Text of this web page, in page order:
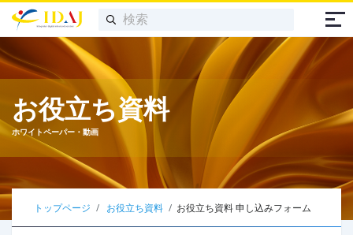
お役立ち資料
ホワイトペーパー・動画
トップページ お役立ち資料 お役立ち資料 申し込みフォーム